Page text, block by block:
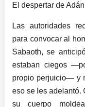
El despertar de
Las autoridades
para convocar al
Sabaoth, se
estaban ciegos
propio perjuicio— y
eso se les adelantó.
su cuerpo